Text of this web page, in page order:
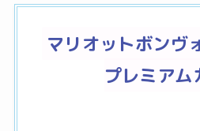
マリオットボンヴ
プレミアム